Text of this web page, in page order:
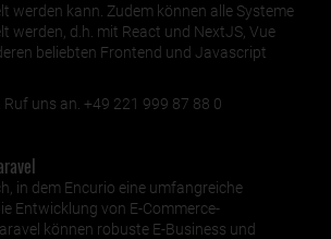
werden kann. Zudem können alle Systeme
werden, d.h. mit React und NextJS, Vue
beliebten Frontend und Javascript
uns an. +49 221 999 87 88 0
in dem Encurio eine umfangreiche
Entwicklung von E-Commerce-
können robuste E-Business und